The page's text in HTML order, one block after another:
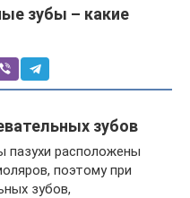
зубы – какие
зубов
пазухи расположены
поэтому при
зубов,